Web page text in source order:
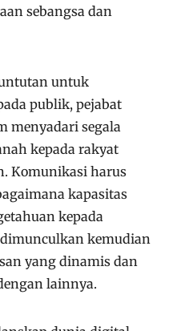
sebangsa dan
untuk
publik, pejabat
menyadari segala
kepada rakyat
Komunikasi harus
kapasitas
kepada
kemudian
yang dinamis dan
lainnya.